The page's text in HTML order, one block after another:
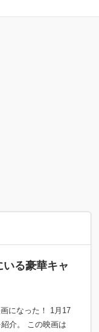
る豪華キャ
になった！ 1月17
介。 この映画は